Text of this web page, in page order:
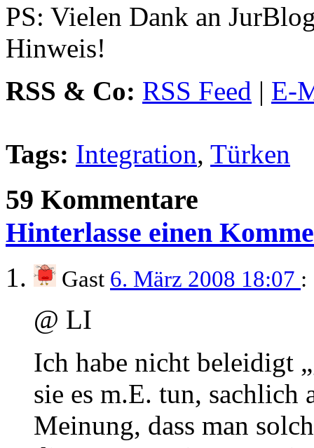
PS: Vielen Dank an
Hinweis!
RSS & Co: RSS Feed | E-
Tags: Integration, Türken
59 Kommentare
Hinterlasse einen
Gast 6. März 2008 18:07 :
@ LI
Ich habe nicht beleidigt
sie es m.E. tun,
Meinung, dass man